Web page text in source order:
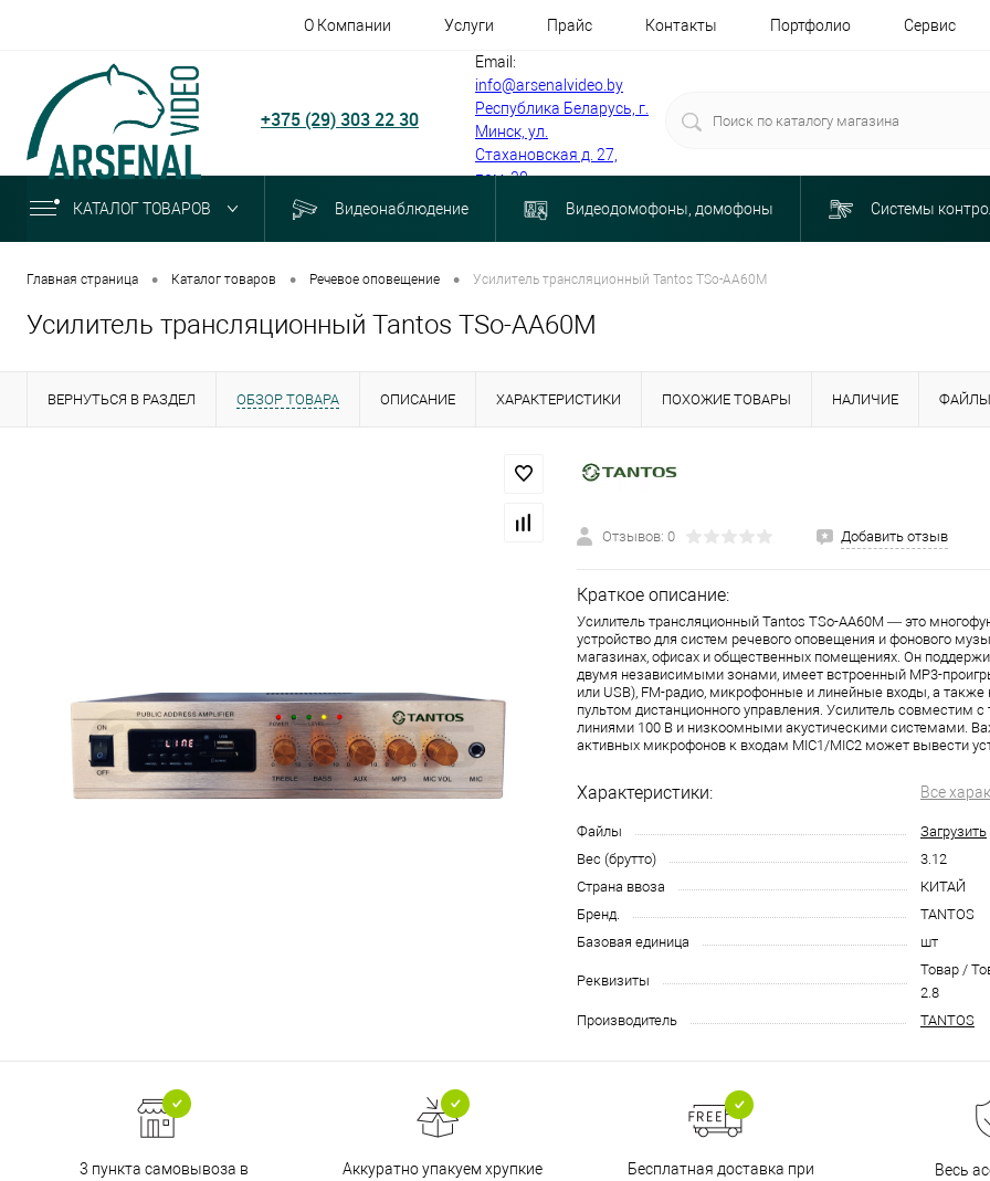
О Компании Услуги Прайс Контакты Портфолио Сервис
+375 (29) 303 22 30
Email:
info@arsenalvideo.by
Республика Беларусь, г.
Минск, ул.
Стахановская д. 27,
пом. 30
КАТАЛОГ ТОВАРОВ Видеонаблюдение Видеодомофоны, домофоны Системы
Главная страница • Каталог товаров • Речевое оповещение • Усилитель трансляционный Tantos TSo-AA60M
Усилитель трансляционный Tantos TSo-AA60M
ВЕРНУТЬСЯ В РАЗДЕЛ ОБЗОР ТОВАРА ОПИСАНИЕ ХАРАКТЕРИСТИКИ ПОХОЖИЕ ТОВАРЫ НАЛИЧИЕ ФАЙЛЫ
Отзывов: 0 Добавить отзыв
Краткое описание:
Усилитель трансляционный Tantos TSo-AA60M — это
устройство для систем речевого оповещения и фонового
магазинах, офисах и общественных помещениях. Он
двумя независимыми зонами, имеет встроенный MP3-
или USB), FM-радио, микрофонные и линейные входы, а также
пультом дистанционного управления. Усилитель совместим
линиями 100 В и низкоомными акустическими системами.
активных микрофонов к входам MIC1/MIC2 может вывести
Характеристики: Все
Файлы
Загрузить
Вес (брутто)
3.12
Страна ввоза
КИТАЙ
Бренд.
TANTOS
Базовая единица
шт
Реквизиты
Товар /
2.8
Производитель
TANTOS
3 пункта самовывоза в
Аккуратно упакуем хрупкие
Бесплатная доставка при
Весь